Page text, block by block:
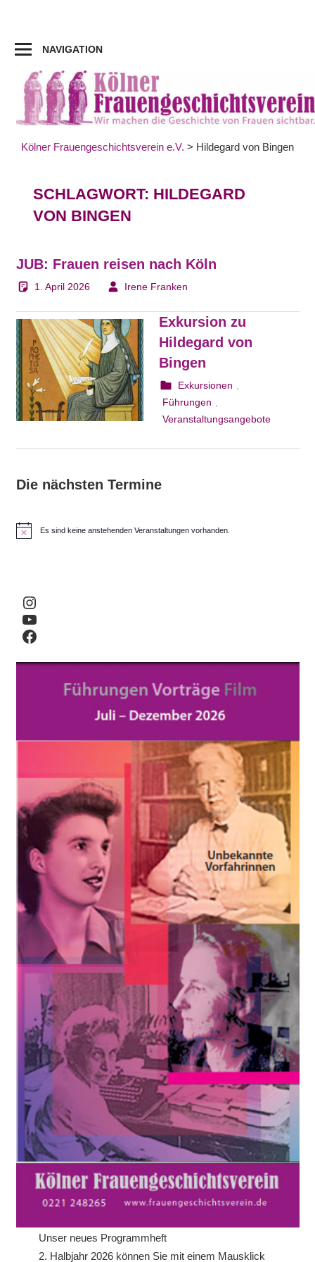
springen
NAVIGATION
Kölner Frauengeschichtsverein e.V. > Hildegard von Bingen
SCHLAGWORT: HILDEGARD
VON BINGEN
JUB: Frauen reisen nach Köln
1. April 2026 Irene Franken
Exkursion zu
Hildegard von
Bingen
25. August 2023
webmam
Exkursionen ,
Führungen ,
Veranstaltungsangebote
Die nächsten Termine
Es sind keine anstehenden Veranstaltungen vorhanden.
Instagram
YouTube
Facebook
Unser neues Programmheft
2. Halbjahr 2026 können Sie mit einem Mausklick